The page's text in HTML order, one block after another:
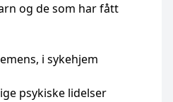
og de som har fått
i sykehjem
psykiske lidelser